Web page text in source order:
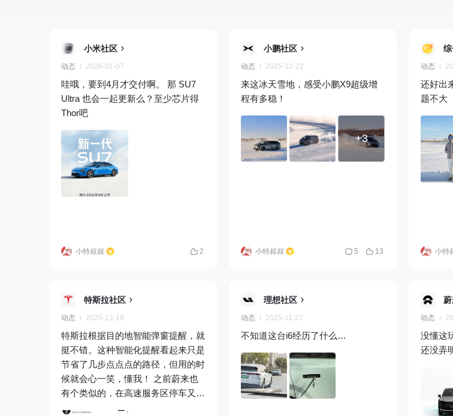
小米社区
动态 2026-01-07
哇哦，要到4月才交付啊。 那 SU7
Ultra 也会一起更新么？至少芯片得
Thor吧
小特叔叔 2
小鹏社区
动态 2025-12-22
来这冰天雪地，感受小鹏X9超级增
程有多稳！
+3
小特叔叔 5 13
动态
还好出
题不大
小特
特斯拉社区
动态 2025-12-18
特斯拉根据目的地智能弹窗提醒，就
挺不错。这种智能化提醒看起来只是
节省了几步点点点的路径，但用的时
候就会心一笑，懂我！ 之前蔚来也
有个类似的，在高速服务区停车又还
理想社区
动态 2025-11-27
不知道这台i6经历了什么…
动态
没懂这
还没弄